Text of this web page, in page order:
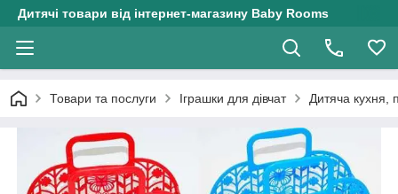
Дитячі товари від інтернет-магазину Baby Rooms
Товари та послуги Іграшки для дівчат Дитяча кухня,